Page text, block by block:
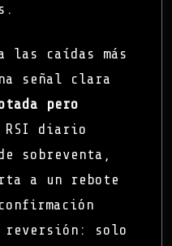
las caídas más
señal clara
pero
diario
sobreventa,
a un rebote
solo